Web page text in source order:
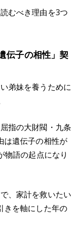
むべき理由を3つ
伝子の相性」契
弟妹を養うために
指の大財閥・九条
は遺伝子の相性が
物語の起点になり
、家計を救いたい
きを軸にした年の